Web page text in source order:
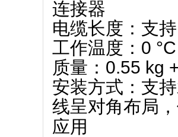
连接器
电缆长度 ：支
工作温度 ‌：‌ 0
质量 ‌：‌ 0.55 kg
安装方式 ‌：支持‌
线呈对角布局
应用